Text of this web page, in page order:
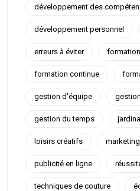
développement des
développement personnel
erreurs à éviter formation
formation continue
gestion d'équipe
gestion du temps
loisirs créatifs
publicité en ligne
techniques de couture